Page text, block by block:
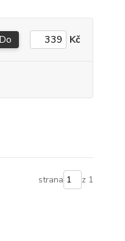
Do Kč
strana z 1